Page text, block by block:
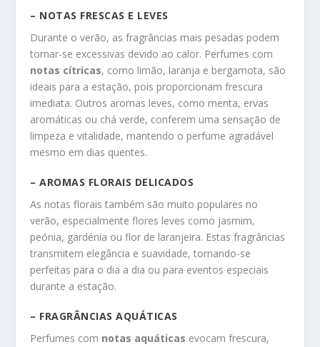
– NOTAS FRESCAS E LEVES
Durante o verão, as fragrâncias mais pesadas podem
tornar-se excessivas devido ao calor. Perfumes com
notas cítricas, como limão, laranja e bergamota, são
ideais para a estação, pois proporcionam frescura
imediata. Outros aromas leves, como menta, ervas
aromáticas ou chá verde, conferem uma sensação de
limpeza e vitalidade, mantendo o perfume agradável
mesmo em dias quentes.
– AROMAS FLORAIS DELICADOS
As notas florais também são muito populares no
verão, especialmente flores leves como jasmim,
peónia, gardénia ou flor de laranjeira. Estas fragrâncias
transmitem elegância e suavidade, tornando-se
perfeitas para o dia a dia ou para eventos especiais
durante a estação.
– FRAGRÂNCIAS AQUÁTICAS
Perfumes com notas aquáticas evocam frescura,